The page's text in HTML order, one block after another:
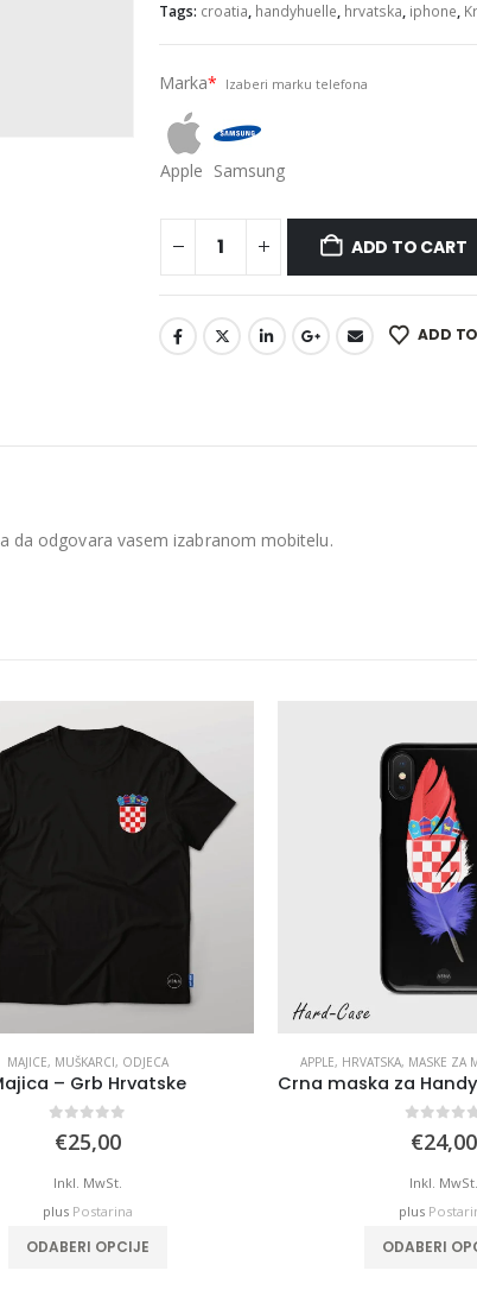
Tags: croatia, handyhuelle, hrvatska, iphone,
Marka* Izaberi marku telefona
Apple Samsung
ADD TO CART
ADD
da odgovara vasem izabranom mobitelu.
MAJICE, MUŠKARCI, ODJECA
– Grb Hrvatske
€25,00
Inkl. MwSt.
plus Postarina
ODABERI OPCIJE
APPLE, HRVATSKA, MASKE ZA
€24,00
Inkl. MwSt.
plus
ODABERI